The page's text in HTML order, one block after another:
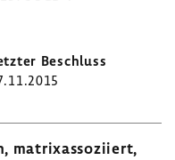
matrixas­so­zi­iert,